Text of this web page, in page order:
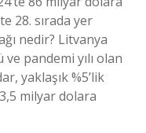
28. sırada yer
nedir? Litvanya
pandemi yılı olan
yaklaşık %5’lik
milyar dolara